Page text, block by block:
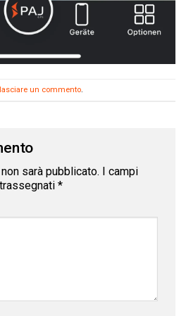
lasciare un commento.
sarà pubblicato. I campi
*